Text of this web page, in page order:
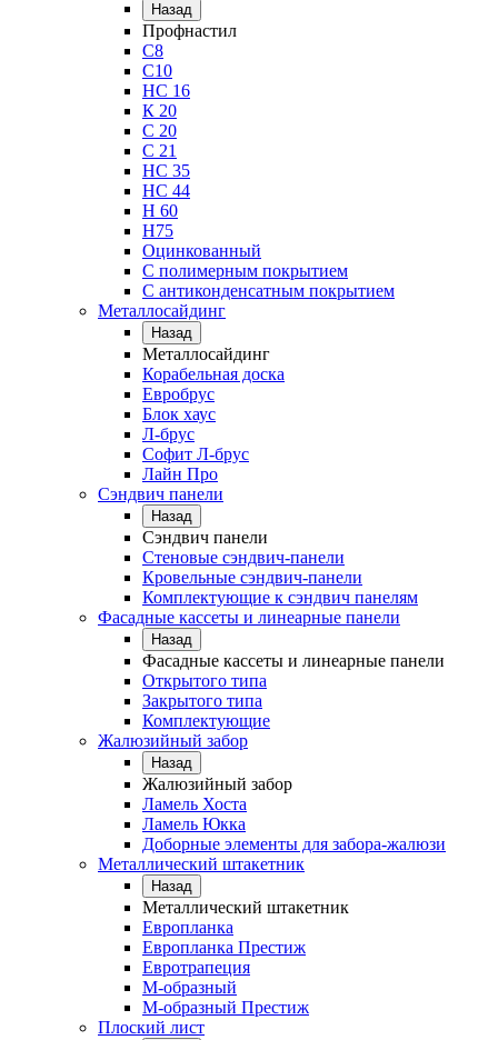
Назад
Профнастил
С8
С10
НС 16
К 20
С 20
С 21
НС 35
НС 44
Н 60
Н75
Оцинкованный
С полимерным покрытием
С антиконденсатным покрытием
Металлосайдинг
Назад
Металлосайдинг
Корабельная доска
Евробрус
Блок хаус
Л-брус
Софит Л-брус
Лайн Про
Сэндвич панели
Назад
Сэндвич панели
Стеновые сэндвич-панели
Кровельные сэндвич-панели
Комплектующие к сэндвич панелям
Фасадные кассеты и линеарные панели
Назад
Фасадные кассеты и линеарные панели
Открытого типа
Закрытого типа
Комплектующие
Жалюзийный забор
Назад
Жалюзийный забор
Ламель Хоста
Ламель Юкка
Доборные элементы для забора-жалюзи
Металлический штакетник
Назад
Металлический штакетник
Европланка
Европланка Престиж
Евротрапеция
М-образный
М-образный Престиж
Плоский лист